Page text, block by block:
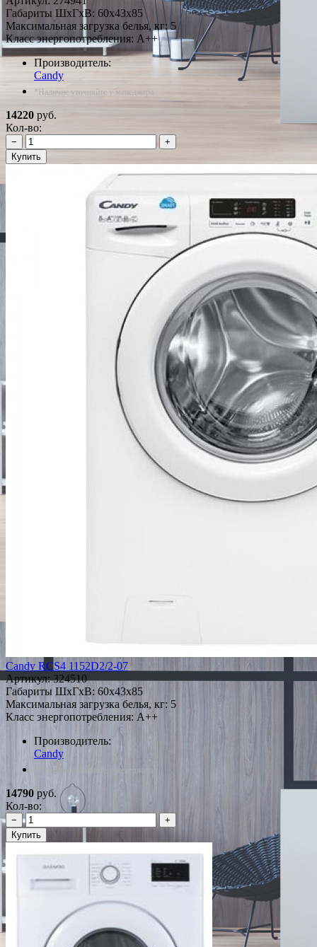
Габариты ШxГxВ: 60x43x85
Максимальная загрузка белья, кг: 5
Класс энергопотребления: A++
Производитель:
Candy
*Наличие уточняйте у менеджера
14220 руб.
Кол-во:
−
+
Купить
Candy RCS4 1152D2/2-07
Артикул:324510
Габариты ШxГxВ: 60x43x85
Максимальная загрузка белья, кг: 5
Класс энергопотребления: A++
Производитель:
Candy
*Наличие уточняйте у менеджера
14790 руб.
Кол-во:
−
+
Купить